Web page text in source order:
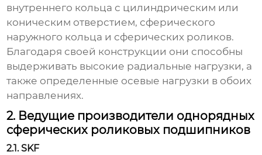
внутреннего кольца с цилиндрическим или
коническим отверстием, сферического
наружного кольца и сферических роликов.
Благодаря своей конструкции они способны
выдерживать высокие радиальные нагрузки, а
также определенные осевые нагрузки в обоих
направлениях.
2. Ведущие производители однорядных
сферических роликовых подшипников
2.1. SKF